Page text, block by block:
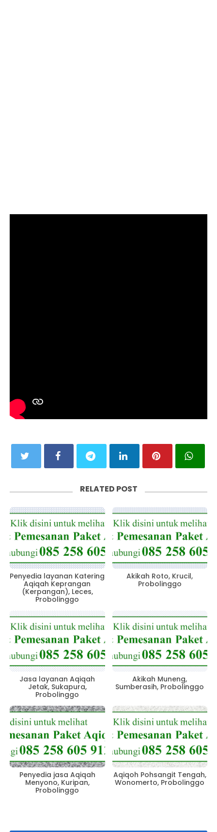
RELATED POST
Penyedia layanan Katering
Aqiqah Keprangan
(Kerpangan), Leces,
Probolinggo
Akikah Roto, Krucil,
Probolinggo
Jasa layanan Aqiqah
Jetak, Sukapura,
Probolinggo
Akikah Muneng,
Sumberasih, Probolinggo
Penyedia jasa Aqiqah
Menyono, Kuripan,
Probolinggo
Aqiqoh Pohsangit Tengah,
Wonomerto, Probolinggo